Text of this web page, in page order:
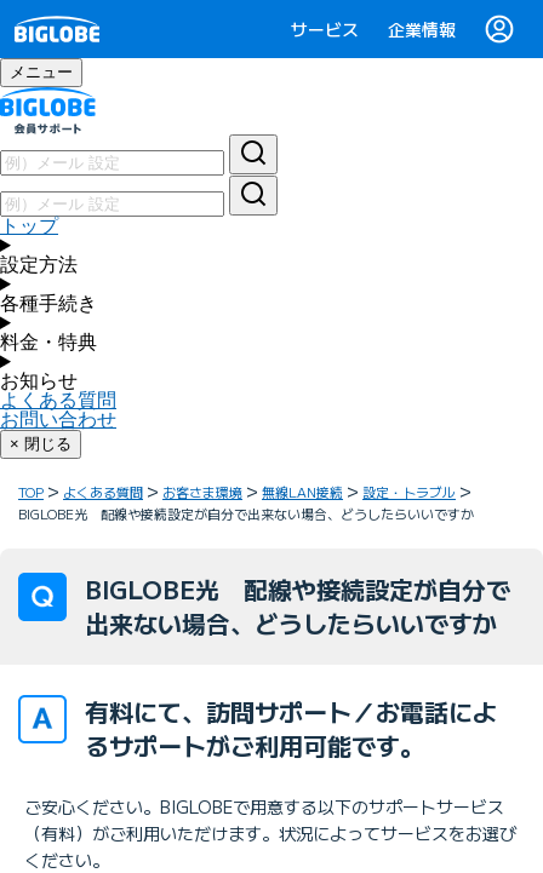
サービス 企業情報
メニュー
トップ
設定方法
各種手続き
料金・特典
お知らせ
よくある質問
お問い合わせ
× 閉じる
TOP よくある質問 お客さま環境 無線LAN接続
設定・トラブル
BIGLOBE光 配線や接続設定が自分で出来ない場合、どうしたらいいですか
BIGLOBE光 配線や接続設定が自分で
出来ない場合、どうしたらいいですか
有料にて、訪問サポート／お電話によ
るサポートがご利用可能です。
ご安心ください。BIGLOBEで用意する以下のサポートサービス
（有料）がご利用いただけます。状況によってサービスをお選び
ください。